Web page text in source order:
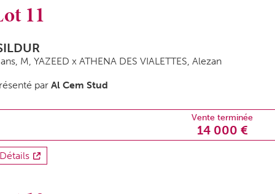
11
M, YAZEED x ATHENA DES VIALETTES, Alezan
par Al Cem Stud
Vente terminée
14 000 €
Détails